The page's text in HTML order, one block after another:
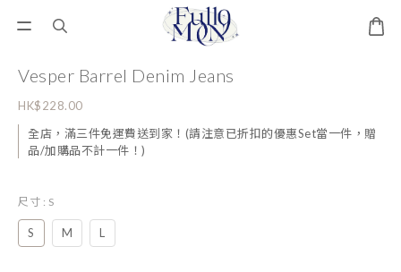
Vesper Barrel Denim Jeans
HK$228.00
全店，滿三件免運費送到家！(請注意已折扣的優惠Set當一件，贈
品/加購品不計一件！)
尺寸 : S
S M L